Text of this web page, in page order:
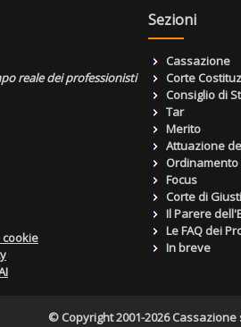
reale dei professionisti
Sezioni
Cassazione
Corte
Consiglio di
Tar
Merito
Attuazione
Focus
Corte di
Il Parere
Le FAQ dei
In breve
© Copyright 2001-2026 Cassazione